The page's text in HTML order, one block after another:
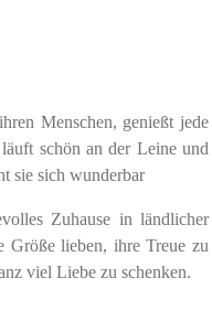
Menschen, genießt jede
schön an der Leine und
sie sich wunderbar
Zuhause in ländlicher
Größe lieben, ihre Treue zu
viel Liebe zu schenken.